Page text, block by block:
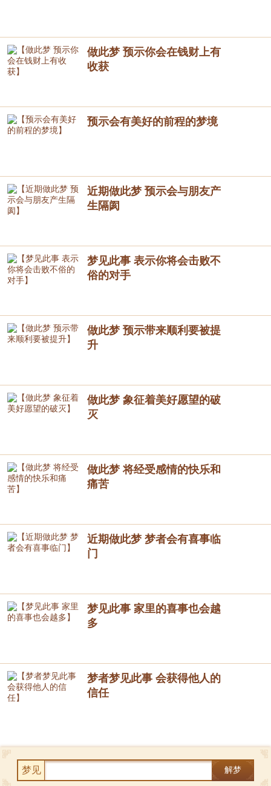
做此梦 预示你会在钱财上有
收获
预示会有美好的前程的梦境
近期做此梦 预示会与朋友产
生隔阂
梦见此事 表示你将会击败不
俗的对手
做此梦 预示带来顺利要被提
升
做此梦 象征着美好愿望的破
灭
做此梦 将经受感情的快乐和
痛苦
近期做此梦 梦者会有喜事临
门
梦见此事 家里的喜事也会越
多
梦者梦见此事 会获得他人的
信任
梦见 解梦